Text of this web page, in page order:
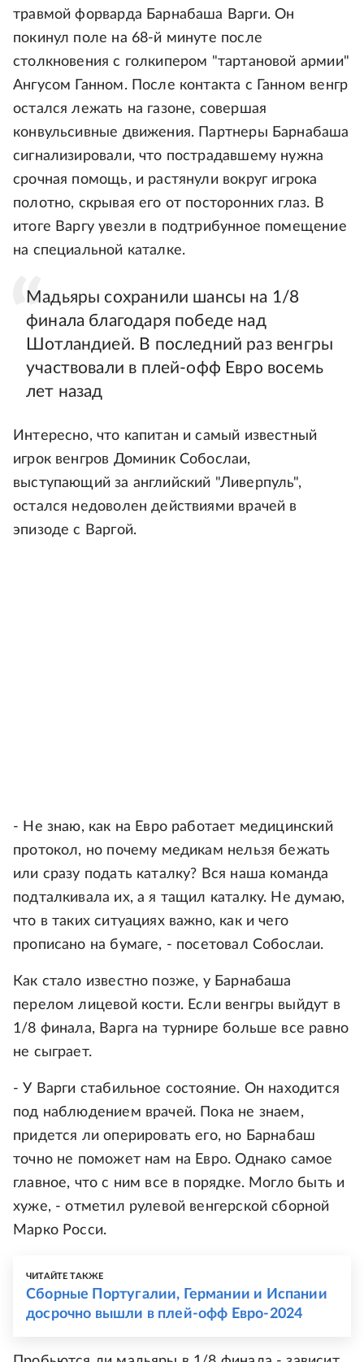
травмой форварда Барнабаша Варги. Он
покинул поле на 68-й минуте после
столкновения с голкипером "тартановой армии"
Ангусом Ганном. После контакта с Ганном венгр
остался лежать на газоне, совершая
конвульсивные движения. Партнеры Барнабаша
сигнализировали, что пострадавшему нужна
срочная помощь, и растянули вокруг игрока
полотно, скрывая его от посторонних глаз. В
итоге Варгу увезли в подтрибунное помещение
на специальной каталке.
Мадьяры сохранили шансы на 1/8
финала благодаря победе над
Шотландией. В последний раз венгры
участвовали в плей-офф Евро восемь
лет назад
Интересно, что капитан и самый известный
игрок венгров Доминик Собослаи,
выступающий за английский "Ливерпуль",
остался недоволен действиями врачей в
эпизоде с Варгой.
- Не знаю, как на Евро работает медицинский
протокол, но почему медикам нельзя бежать
или сразу подать каталку? Вся наша команда
подталкивала их, а я тащил каталку. Не думаю,
что в таких ситуациях важно, как и чего
прописано на бумаге, - посетовал Собослаи.
Как стало известно позже, у Барнабаша
перелом лицевой кости. Если венгры выйдут в
1/8 финала, Варга на турнире больше все равно
не сыграет.
- У Варги стабильное состояние. Он находится
под наблюдением врачей. Пока не знаем,
придется ли оперировать его, но Барнабаш
точно не поможет нам на Евро. Однако самое
главное, что с ним все в порядке. Могло быть и
хуже, - отметил рулевой венгерской сборной
Марко Росси.
ЧИТАЙТЕ ТАКЖЕ
Сборные Португалии, Германии и Испании
досрочно вышли в плей-офф Евро-2024